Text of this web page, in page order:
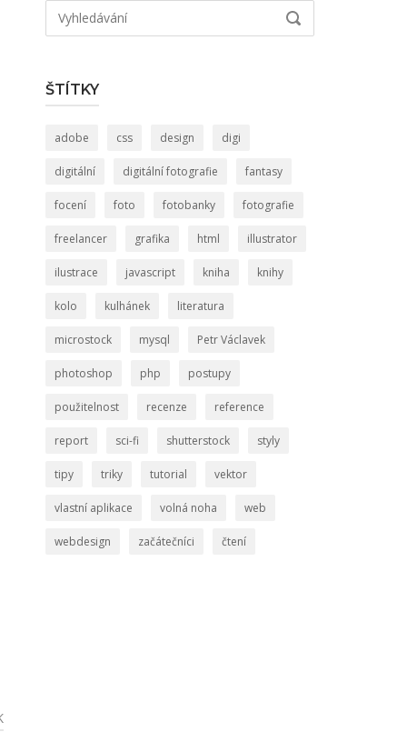
Hledat:
VYHLEDÁVÁNÍ
ŠTÍTKY
adobe css design digi
digitální digitální fotografie fantasy
focení foto fotobanky fotografie
freelancer grafika html illustrator
ilustrace javascript kniha knihy
kolo kulhánek literatura
microstock mysql Petr Václavek
photoshop php postupy
použitelnost recenze reference
report sci-fi shutterstock styly
tipy triky tutorial vektor
vlastní aplikace volná noha web
webdesign začátečníci čtení